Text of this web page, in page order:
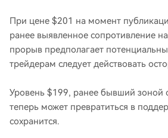
При цене $201 на момент
ранее выявленное сопротивление
прорыв предполагает
трейдерам следует действовать
Уровень $199, ранее бывший зоной
теперь может превратиться в
сохранится.